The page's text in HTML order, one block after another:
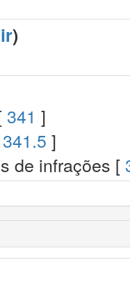
)
341 ]
341.5 ]
de infrações [